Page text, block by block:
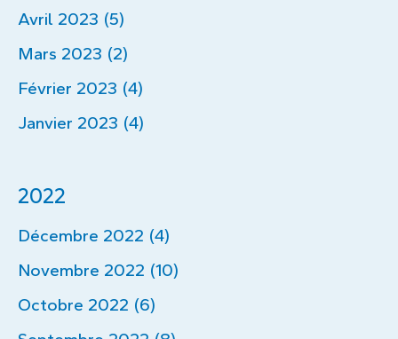
Avril 2023 (5)
Mars 2023 (2)
Février 2023 (4)
Janvier 2023 (4)
2022
Décembre 2022 (4)
Novembre 2022 (10)
Octobre 2022 (6)